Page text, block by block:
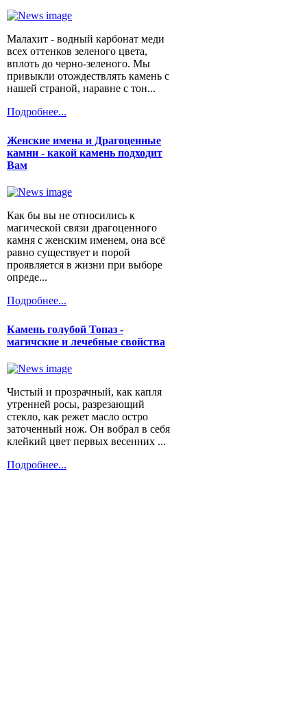
Малахит - водный карбонат меди
всех оттенков зеленого цвета,
вплоть до черно-зеленого. Мы
привыкли отождествлять камень с
нашей страной, наравне с тон...
Подробнее...
Женские имена и Драгоценные
камни - какой камень подходит
Вам
Как бы вы не относились к
магической связи драгоценного
камня с женским именем, она всё
равно существует и порой
проявляется в жизни при выборе
опреде...
Подробнее...
Камень голубой Топаз -
магичские и лечебные свойства
Чистый и прозрачный, как капля
утренней росы, разрезающий
стекло, как режет масло остро
заточенный нож. Он вобрал в себя
клейкий цвет первых весенних ...
Подробнее...